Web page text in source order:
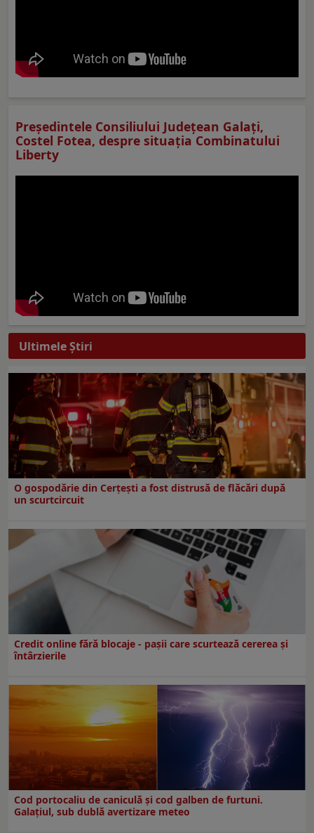
Preşedintele Consiliului Judeţean Galaţi,
Costel Fotea, despre situaţia Combinatului
Liberty
Ultimele Ştiri
O gospodărie din Cerțești a fost distrusă de flăcări după
un scurtcircuit
Credit online fără blocaje - pașii care scurtează cererea și
întârzierile
Cod portocaliu de caniculă și cod galben de furtuni.
Galațiul, sub dublă avertizare meteo